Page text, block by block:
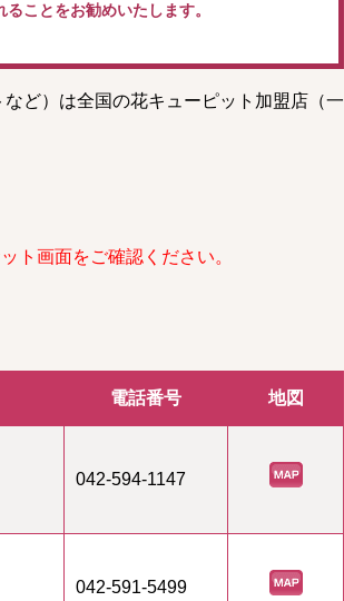
ことをお勧めいたします。
ど）は全国の花キューピット加盟店（一
ト画面をご確認ください。
電話番号 地図
042-594-1147
042-591-5499